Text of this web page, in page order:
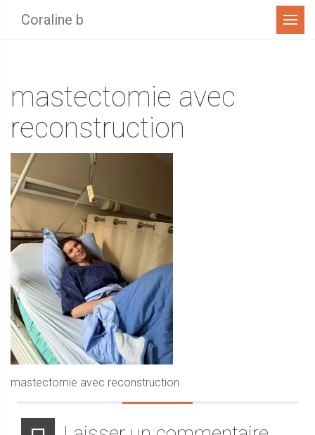
Coraline b Menu
mastectomie avec
reconstruction
mastectomie avec reconstruction